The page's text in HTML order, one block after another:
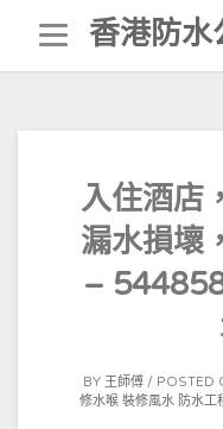
content
香港防水
入住酒店
漏水損壞
–
BY 王師傅 POSTED
修水喉 裝修風水 防水工